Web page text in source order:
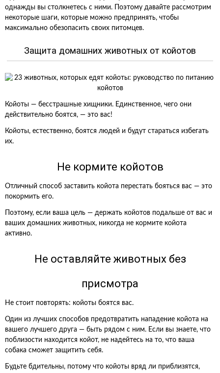
однажды вы столкнетесь с ними. Поэтому давайте рассмотрим
некоторые шаги, которые можно предпринять, чтобы
максимально обезопасить своих питомцев.
Защита домашних животных от койотов
Койоты — бесстрашные хищники. Единственное, чего они
действительно боятся, — это вас!
Койоты, естественно, боятся людей и будут стараться избегать
их.
Не кормите койотов
Отличный способ заставить койота перестать бояться вас — это
покормить его.
Поэтому, если ваша цель — держать койотов подальше от вас и
ваших домашних животных, никогда не кормите койота
активно.
Не оставляйте животных без
присмотра
Не стоит повторять: койоты боятся вас.
Один из лучших способов предотвратить нападение койота на
вашего лучшего друга — быть рядом с ним. Если вы знаете, что
поблизости находится койот, не надейтесь на то, что ваша
собака сможет защитить себя.
Будьте бдительны, потому что койоты вряд ли приблизятся,